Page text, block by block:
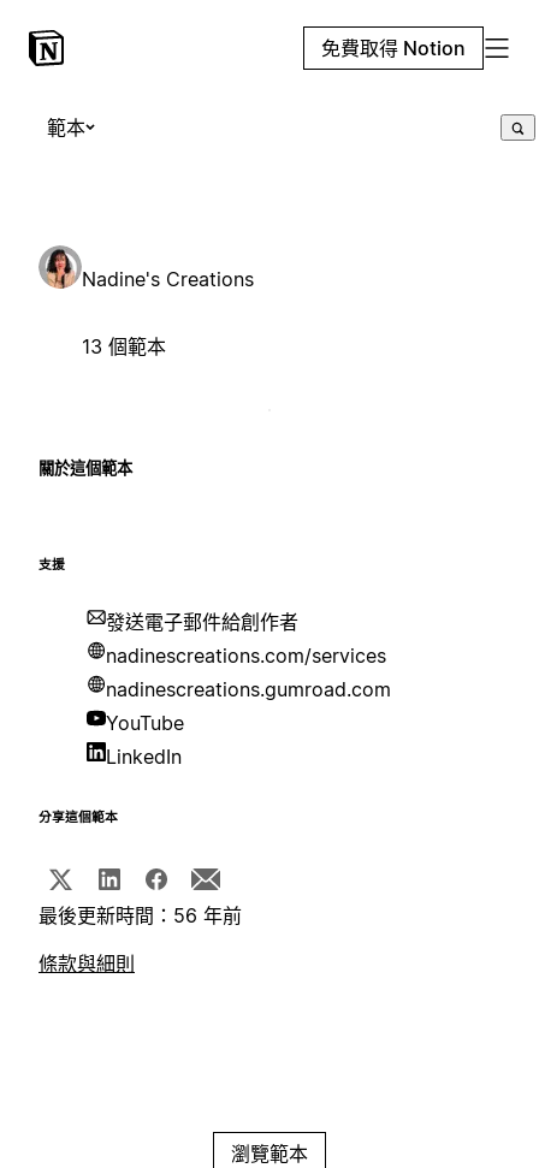
免費取得 Notion
範本
Nadine's Creations
13 個範本
關於這個範本
支援
發送電子郵件給創作者
nadinescreations.com/services
nadinescreations.gumroad.com
YouTube
LinkedIn
分享這個範本
最後更新時間：56 年前
條款與細則
瀏覽範本